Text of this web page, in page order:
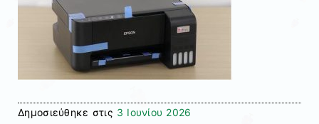
Δημοσιεύθηκε στις 3 Ιουνίου 2026